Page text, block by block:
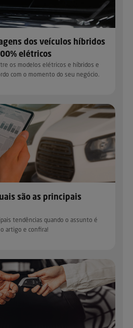
dos veículos híbridos
elétricos
os modelos elétricos e híbridos e
com o momento do seu negócio.
são as principais
tendências quando o assunto é
artigo e confira!